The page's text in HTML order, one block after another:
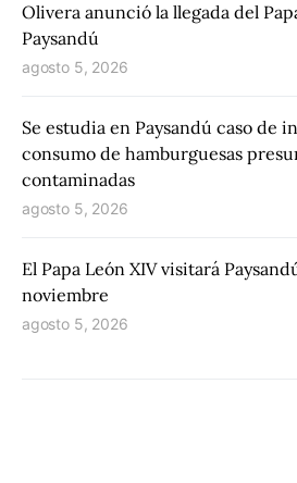
Olivera anunció la llegada del
Paysandú
agosto 5, 2026
Se estudia en Paysandú caso de
consumo de hamburguesas
contaminadas
agosto 5, 2026
El Papa León XIV visitará
noviembre
agosto 5, 2026